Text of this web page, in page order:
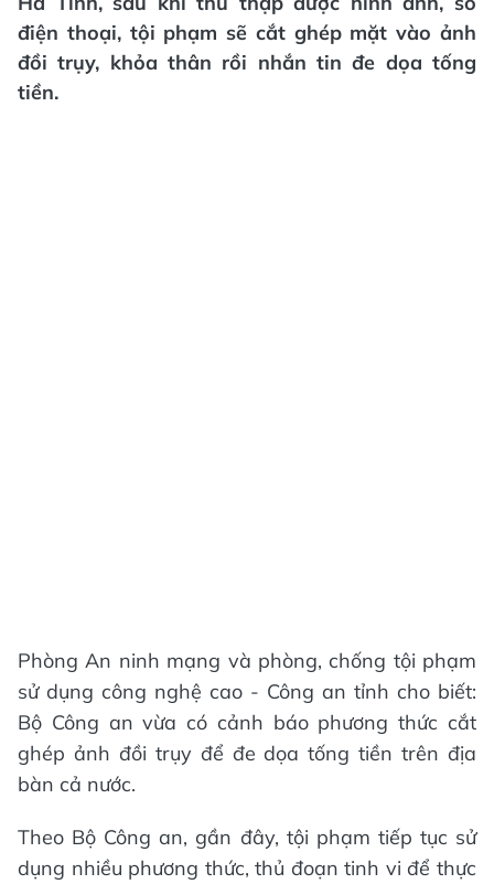
điện thoại, tội phạm sẽ cắt ghép mặt vào ảnh
đồi trụy, khỏa thân rồi nhắn tin đe dọa tống
tiền.
Phòng An ninh mạng và phòng, chống tội phạm
sử dụng công nghệ cao - Công an tỉnh cho biết:
Bộ Công an vừa có cảnh báo phương thức cắt
ghép ảnh đồi trụy để đe dọa tống tiền trên địa
bàn cả nước.
Theo Bộ Công an, gần đây, tội phạm tiếp tục sử
dụng nhiều phương thức, thủ đoạn tinh vi để thực